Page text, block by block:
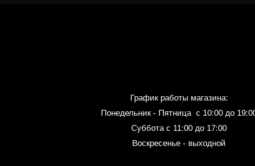
График работы магазина:
Понедельник - Пятница c 10:00 до
Суббота с 11:00 до 17:00
Воскресенье - выходной